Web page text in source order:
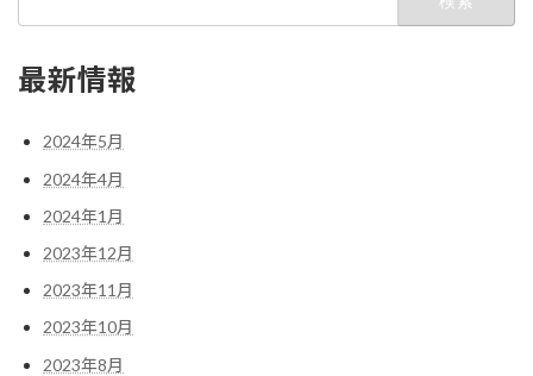
最新情報
2024年5月
2024年4月
2024年1月
2023年12月
2023年11月
2023年10月
2023年8月